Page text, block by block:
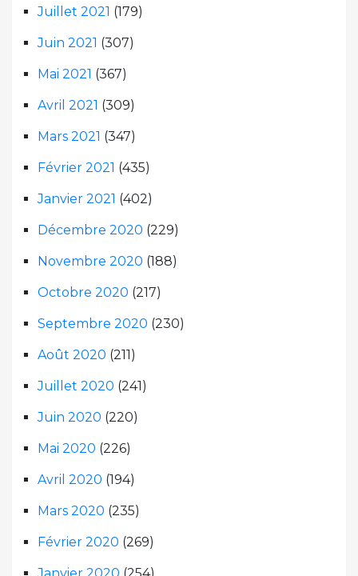
Juillet 2021 (179)
Juin 2021 (307)
Mai 2021 (367)
Avril 2021 (309)
Mars 2021 (347)
Février 2021 (435)
Janvier 2021 (402)
Décembre 2020 (229)
Novembre 2020 (188)
Octobre 2020 (217)
Septembre 2020 (230)
Août 2020 (211)
Juillet 2020 (241)
Juin 2020 (220)
Mai 2020 (226)
Avril 2020 (194)
Mars 2020 (235)
Février 2020 (269)